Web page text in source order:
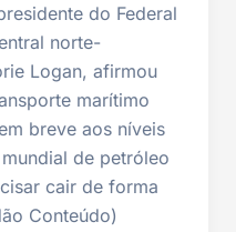
do Federal
norte-
Logan, afirmou
marítimo
breve aos níveis
de petróleo
cair de forma
Conteúdo)